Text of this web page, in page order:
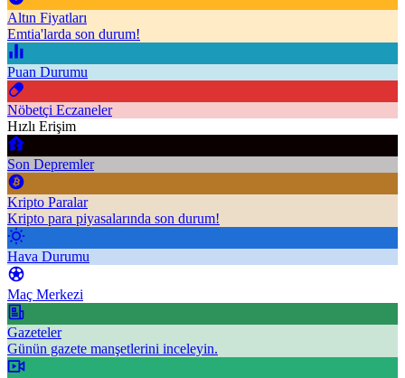
Altın Fiyatları
Emtia'larda son durum!
Puan Durumu
Nöbetçi Eczaneler
Hızlı Erişim
Son Depremler
Kripto Paralar
Kripto para piyasalarında son durum!
Hava Durumu
Maç Merkezi
Gazeteler
Günün gazete manşetlerini inceleyin.